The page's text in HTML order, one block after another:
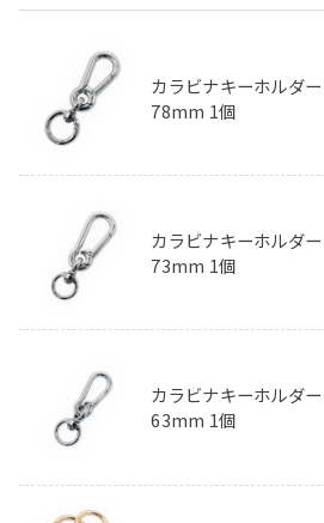
カラビナキーホルダ
78mm 1個
カラビナキーホルダ
73mm 1個
カラビナキーホルダ
63mm 1個